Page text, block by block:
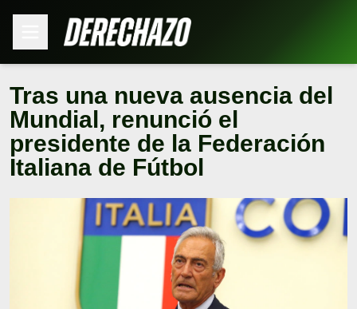
Tras una nueva ausencia del
Mundial, renunció el
presidente de la Federación
Italiana de Fútbol